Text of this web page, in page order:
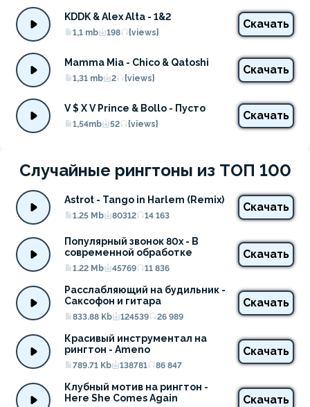
KDDK & Alex Alta - 1&2
1,1 mb 198 {views}
Скачать
Mamma Mia - Chico & Qatoshi
1,31 mb 2 {views}
Скачать
V $ X V Prince & Bollo - Пусто
1,54mb 52 {views}
Скачать
Случайные рингтоны из ТОП 100
Astrot - Tango in Harlem (Remix)
1.25 Mb 80312 14 163
Скачать
Популярный звонок 80х - В
современной обработке
1.22 Mb 45769 11 836
Скачать
Расслабляющий на будильник -
Саксофон и гитара
833.88 Kb 124539 26 989
Скачать
Красивый инструментал на
рингтон - Ameno
789.71 Kb 138781 86 847
Скачать
Клубный мотив на рингтон -
Here She Comes Again
Скачать